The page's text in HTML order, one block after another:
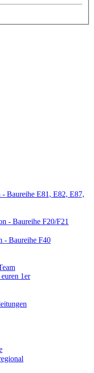
Baureihe E81, E82, E87,
- Baureihe F20/F21
Baureihe F40
1er